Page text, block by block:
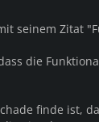
seinem Zitat
die
finde ist,